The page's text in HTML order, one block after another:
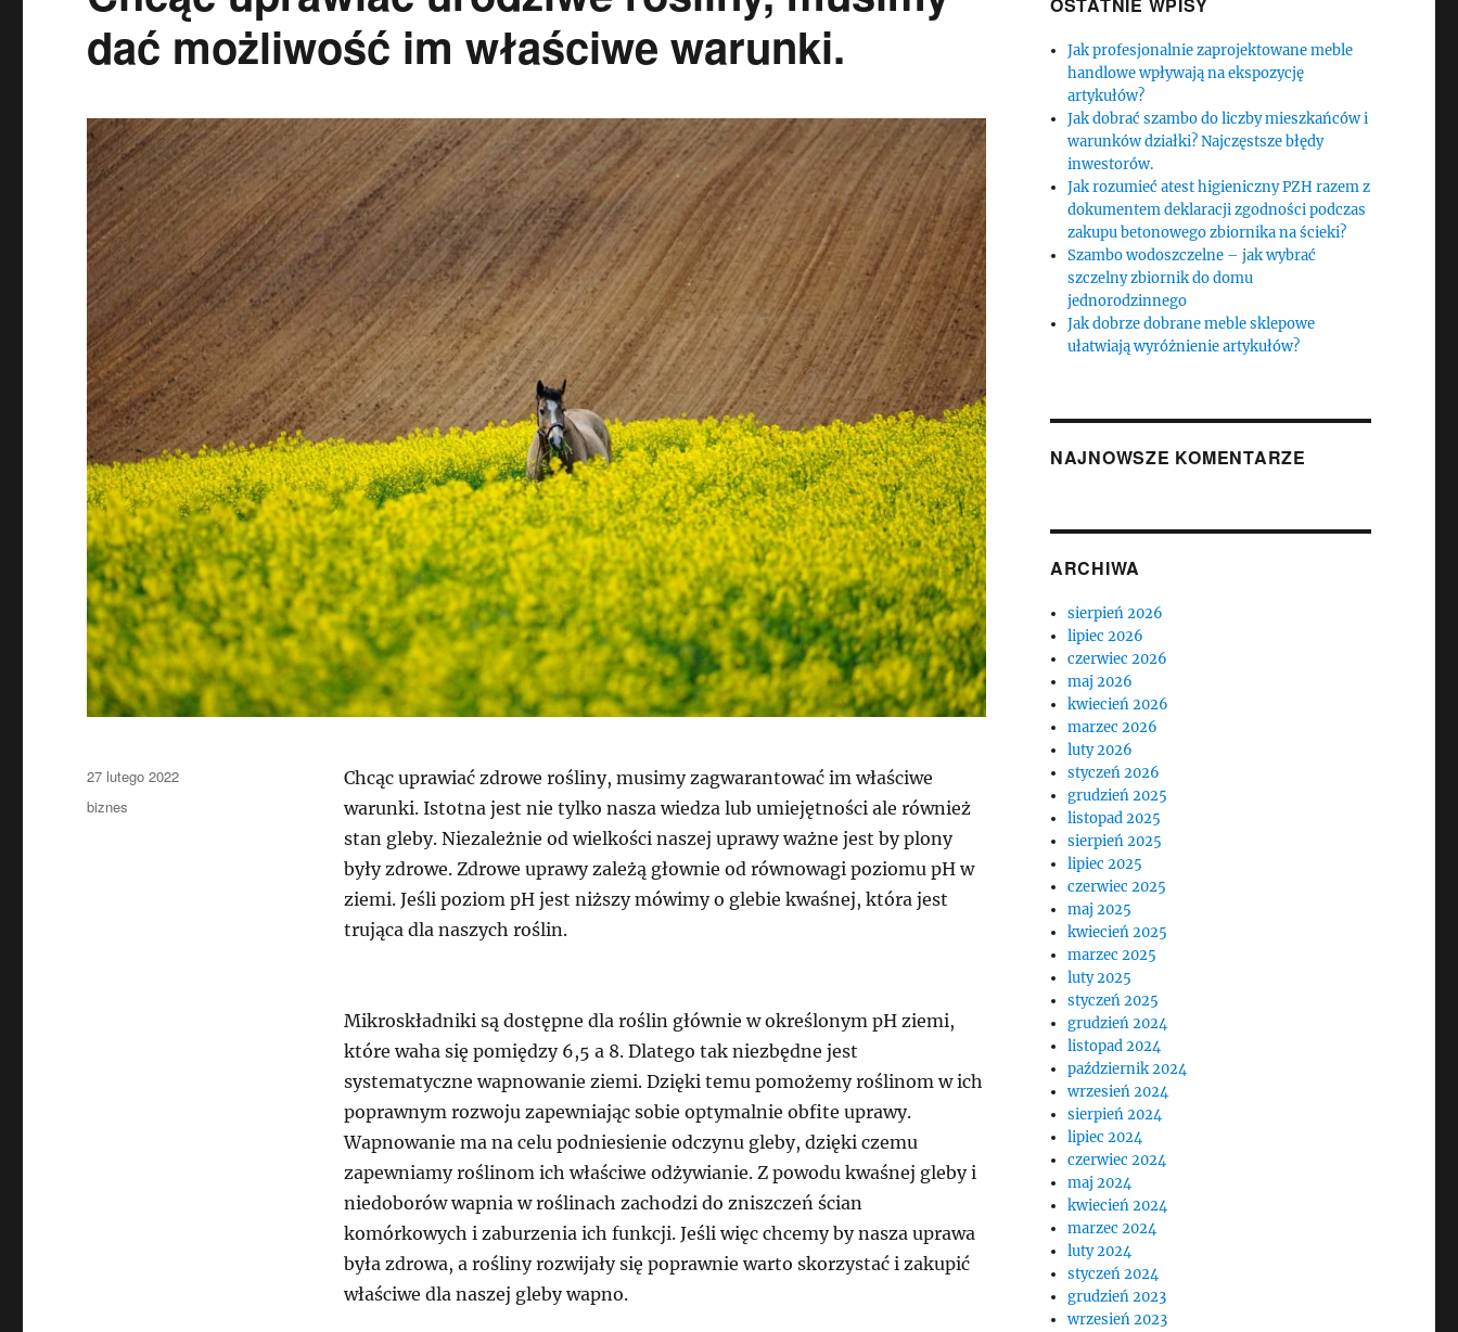
dać możliwość im właściwe warunki.
Chcąc uprawiać zdrowe rośliny, musimy zagwarantować im właściwe
warunki. Istotna jest nie tylko nasza wiedza lub umiejętności ale również
stan gleby. Niezależnie od wielkości naszej uprawy ważne jest by plony
były zdrowe. Zdrowe uprawy zależą głownie od równowagi poziomu pH w
ziemi. Jeśli poziom pH jest niższy mówimy o glebie kwaśnej, która jest
trująca dla naszych roślin.
Mikroskładniki są dostępne dla roślin głównie w określonym pH ziemi,
które waha się pomiędzy 6,5 a 8. Dlatego tak niezbędne jest
systematyczne wapnowanie ziemi. Dzięki temu pomożemy roślinom w ich
poprawnym rozwoju zapewniając sobie optymalnie obfite uprawy.
Wapnowanie ma na celu podniesienie odczynu gleby, dzięki czemu
zapewniamy roślinom ich właściwe odżywianie. Z powodu kwaśnej gleby i
niedoborów wapnia w roślinach zachodzi do zniszczeń ścian
komórkowych i zaburzenia ich funkcji. Jeśli więc chcemy by nasza uprawa
była zdrowa, a rośliny rozwijały się poprawnie warto skorzystać i zakupić
właściwe dla naszej gleby wapno.
Data
publikacji
27 lutego 2022
Kategorie
biznes
Jak profesjonalnie zaprojektowane meble
handlowe wpływają na ekspozycję
artykułów?
Jak dobrać szambo do liczby mieszkańców i
warunków działki? Najczęstsze błędy
inwestorów.
Jak rozumieć atest higieniczny PZH razem z
dokumentem deklaracji zgodności podczas
zakupu betonowego zbiornika na ścieki?
Szambo wodoszczelne – jak wybrać
szczelny zbiornik do domu
jednorodzinnego
Jak dobrze dobrane meble sklepowe
ułatwiają wyróżnienie artykułów?
NAJNOWSZE KOMENTARZE
ARCHIWA
sierpień 2026
lipiec 2026
czerwiec 2026
maj 2026
kwiecień 2026
marzec 2026
luty 2026
styczeń 2026
grudzień 2025
listopad 2025
sierpień 2025
lipiec 2025
czerwiec 2025
maj 2025
kwiecień 2025
marzec 2025
luty 2025
styczeń 2025
grudzień 2024
listopad 2024
październik 2024
wrzesień 2024
sierpień 2024
lipiec 2024
czerwiec 2024
maj 2024
kwiecień 2024
marzec 2024
luty 2024
styczeń 2024
grudzień 2023
wrzesień 2023